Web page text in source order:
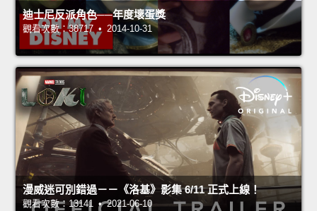
迪士尼反派角色──年度壞蛋獎
觀看次數：38717 • 2014-10-31
漫威迷可別錯過－－《洛基》影集 6/11 正式上線！
觀看次數：13141 • 2021-06-10